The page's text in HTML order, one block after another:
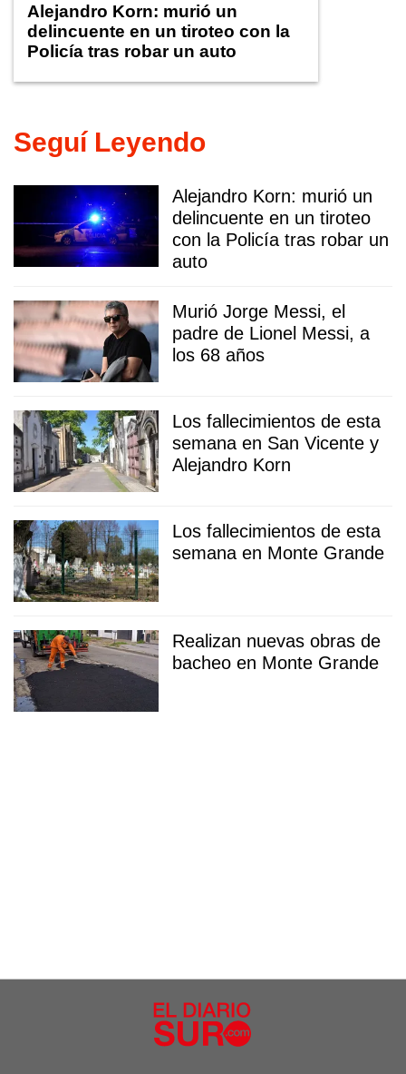
Alejandro Korn: murió un
delincuente en un tiroteo con la
Policía tras robar un auto
Seguí Leyendo
Alejandro Korn: murió un
delincuente en un tiroteo
con la Policía tras robar un
auto
Murió Jorge Messi, el
padre de Lionel Messi, a
los 68 años
Los fallecimientos de esta
semana en San Vicente y
Alejandro Korn
Los fallecimientos de esta
semana en Monte Grande
Realizan nuevas obras de
bacheo en Monte Grande